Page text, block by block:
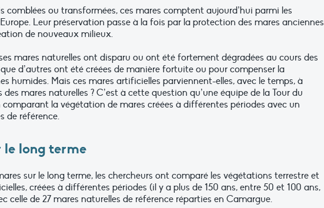
comblées ou transformées, ces mares comptent aujourd’hui parmi les
Leur préservation passe à la fois par la protection des mares anciennes
de nouveaux milieux.
mares naturelles ont disparu ou ont été fortement dégradées au cours des
d’autres ont été créées de manière fortuite ou pour compenser la
humides. Mais ces mares artificielles parviennent-elles, avec le temps, à
mares naturelles ? C’est à cette question qu’une équipe de la Tour du
la végétation de mares créées à différentes périodes avec un
de référence.
le long terme
sur le long terme, les chercheurs ont comparé les végétations terrestre et
créées à différentes périodes (il y a plus de 150 ans, entre 50 et 100 ans,
celle de 27 mares naturelles de référence réparties en Camargue.